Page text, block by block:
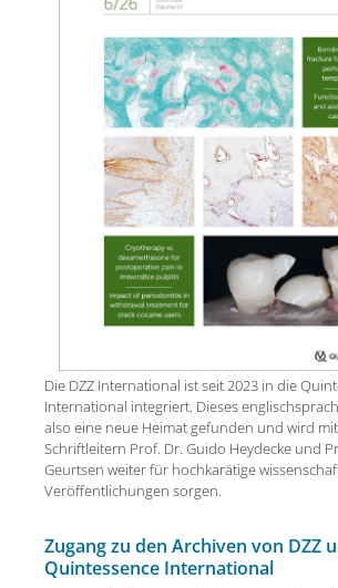
Die DZZ International ist seit 2023 in die
International integriert. Dieses
also eine neue Heimat gefunden und wird
Schriftleitern Prof. Dr. Guido Heydecke und
Geurtsen weiter für hochkarätige
Veröffentlichungen sorgen.
Zugang zu den Archiven von DZZ
Quintessence International